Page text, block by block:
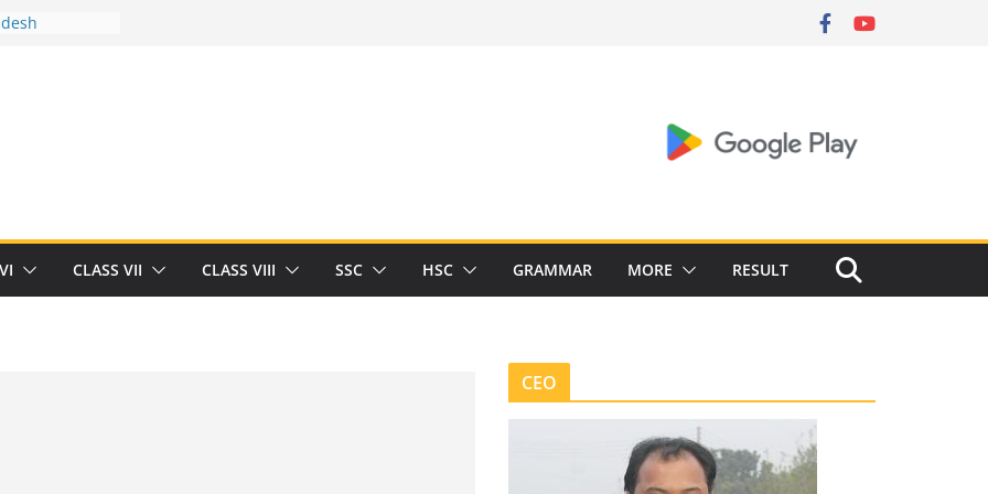
you and
of
Herrick
CLASS VII CLASS VIII SSC HSC GRAMMAR MORE RESULT
current-opinion-in-sports-medicine
CEO